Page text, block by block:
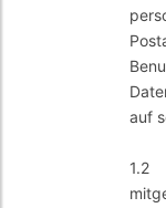
auf
1.2